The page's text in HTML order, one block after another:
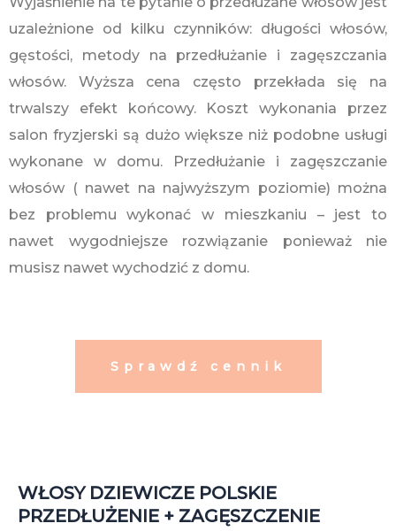
uzależnione od kilku czynników: długości włosów,
gęstości, metody na przedłużanie i zagęszczania
włosów. Wyższa cena często przekłada się na
trwalszy efekt końcowy. Koszt wykonania przez
salon fryzjerski są dużo większe niż podobne usługi
wykonane w domu. Przedłużanie i zagęszczanie
włosów ( nawet na najwyższym poziomie) można
bez problemu wykonać w mieszkaniu – jest to
nawet wygodniejsze rozwiązanie ponieważ nie
musisz nawet wychodzić z domu.
Sprawdź cennik
WŁOSY DZIEWICZE POLSKIE
PRZEDŁUŻENIE + ZAGĘSZCZENIE